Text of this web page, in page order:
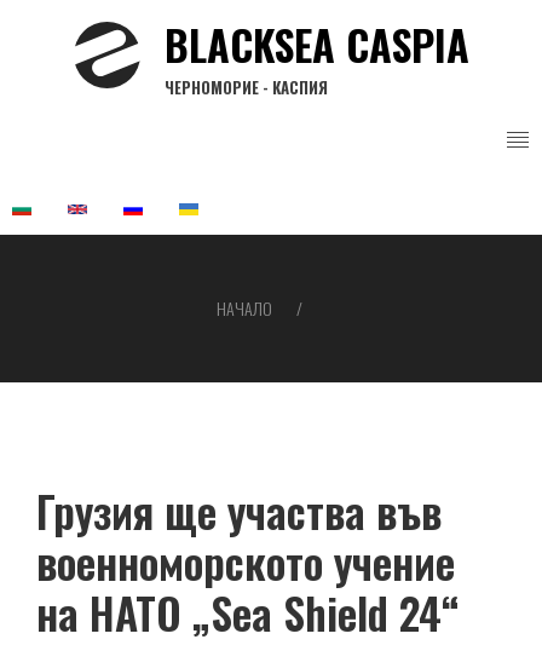
BLACKSEA CASPIA
ЧЕРНОМОРИЕ - КАСПИЯ
НАЧАЛО
Грузия ще участва във
военноморското учение
на НАТО „Sea Shield 24“